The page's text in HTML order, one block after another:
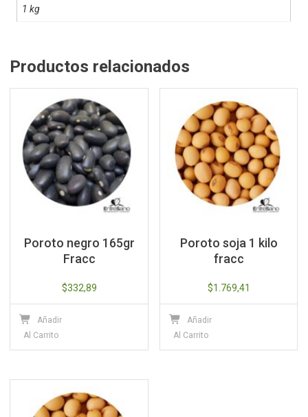
1 kg
Productos relacionados
Poroto negro 165gr
Fracc
$332,89
Añadir
Al Carrito
Poroto soja 1 kilo
fracc
$1.769,41
Añadir
Al Carrito